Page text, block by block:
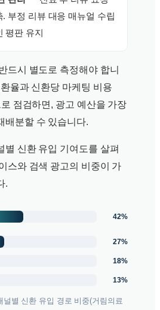
. 부정 리뷰 대응 매뉴얼 수립
평판 유지
드시 별도로 측정해야 합니
율과 신환당 마케팅 비용
점검하면, 광고 예산을 가장
배분할 수 있습니다.
별 신환 유입 기여도를 살펴
스와 검색 광고의 비중이 가
.
42%
27%
18%
13%
별 신환 유입 경로 비중(거림의료